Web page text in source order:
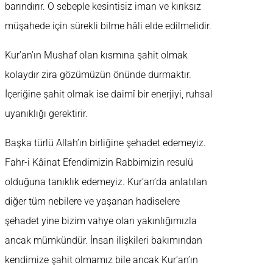
barındırır. O sebeple kesintisiz iman ve kırıksız
müşahede için sürekli bilme hâli elde edilmelidir.
Kur’an’ın Mushaf olan kısmına şahit olmak
kolaydır zira gözümüzün önünde durmaktır.
İçeriğine şahit olmak ise daimî bir enerjiyi, ruhsal
uyanıklığı gerektirir.
Başka türlü Allah’ın birliğine şehadet edemeyiz.
Fahr-i Kâinat Efendimizin Rabbimizin resulü
olduğuna tanıklık edemeyiz. Kur’an’da anlatılan
diğer tüm nebilere ve yaşanan hadiselere
şehadet yine bizim vahye olan yakınlığımızla
ancak mümkündür. İnsan ilişkileri bakımından
kendimize şahit olmamız bile ancak Kur’an’ın